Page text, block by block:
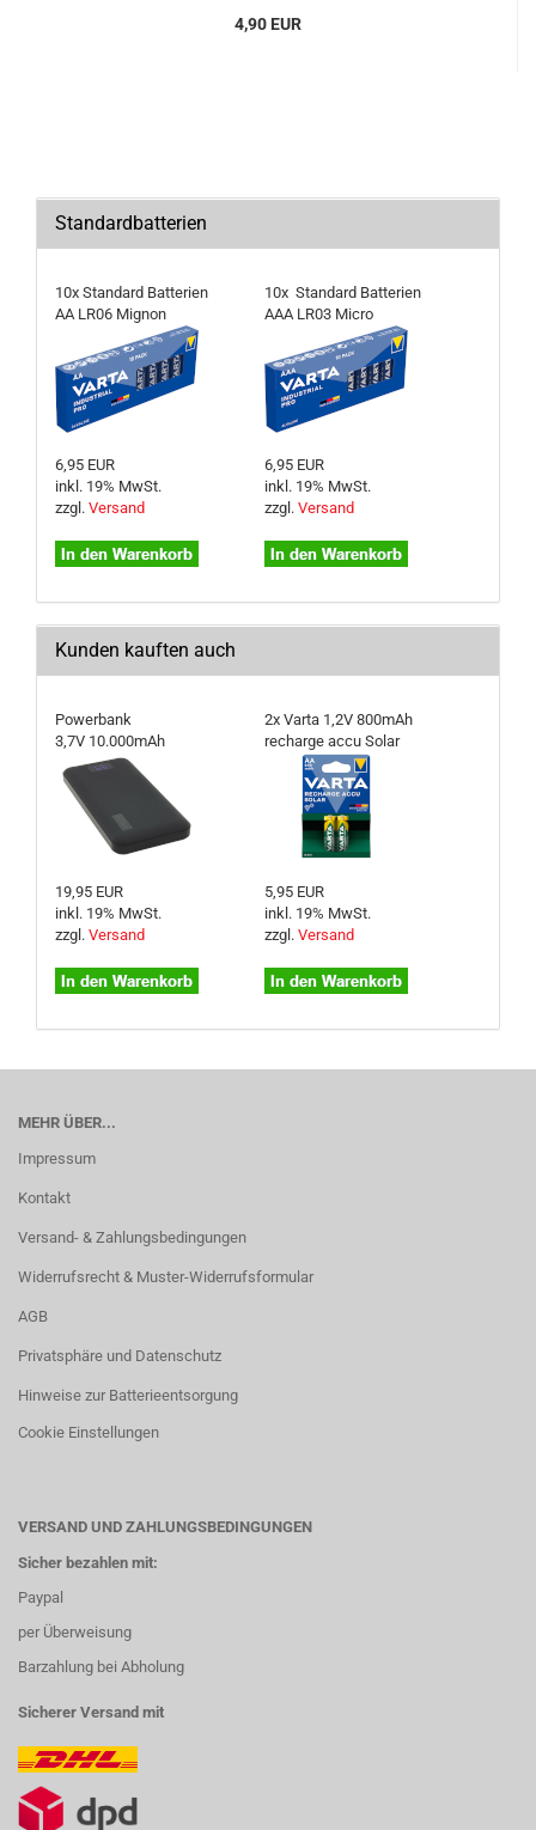
4,90 EUR
Standardbatterien
10x Standard Batterien
AA LR06 Mignon
6,95 EUR
inkl. 19% MwSt.
zzgl. Versand
10x Standard Batterien
AAA LR03 Micro
6,95 EUR
inkl. 19% MwSt.
zzgl. Versand
Kunden kauften auch
Powerbank
3,7V 10.000mAh
19,95 EUR
inkl. 19% MwSt.
zzgl. Versand
2x Varta 1,2V 800mAh
recharge accu Solar
5,95 EUR
inkl. 19% MwSt.
zzgl. Versand
MEHR ÜBER...
Impressum
Kontakt
Versand- & Zahlungsbedingungen
Widerrufsrecht & Muster-Widerrufsformular
AGB
Privatsphäre und Datenschutz
Hinweise zur Batterieentsorgung
Cookie Einstellungen
VERSAND UND ZAHLUNGSBEDINGUNGEN
Sicher bezahlen mit:
Paypal
per Überweisung
Barzahlung bei Abholung
Sicherer Versand mit